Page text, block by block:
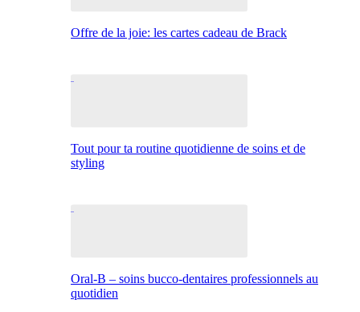
Offre de la joie: les cartes cadeau de Brack
Tout pour ta routine quotidienne de soins et de
styling
Oral-B – soins bucco-dentaires professionnels au
quotidien